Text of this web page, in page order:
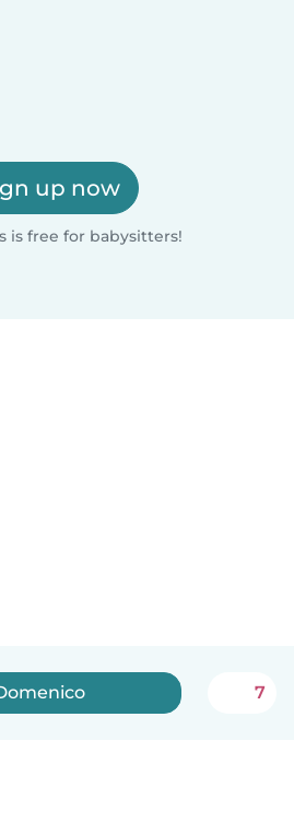
up now
is free for babysitters!
7